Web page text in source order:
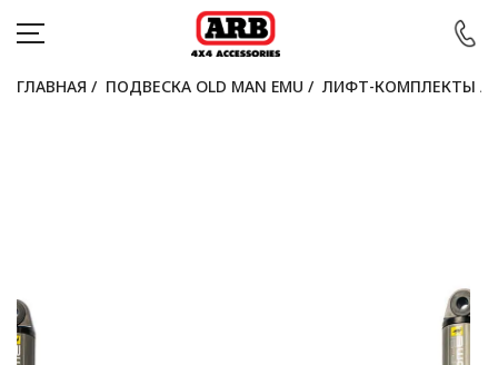
БЛОГ
ГЛАВНАЯ / ПОДВЕСКА OLD MAN EMU / ЛИФТ-КОМПЛЕКТЫ /